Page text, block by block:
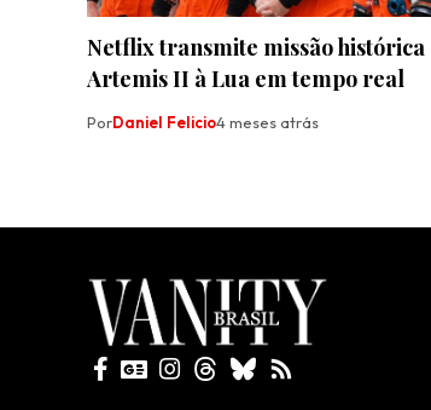
Netflix transmite missão histórica
Artemis II à Lua em tempo real
PorDaniel Felicio4 meses atrás